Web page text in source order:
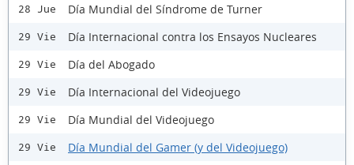
28 Jue Día Mundial del Síndrome de Turner
29 Vie Día Internacional contra los Ensayos Nucleares
29 Vie Día del Abogado
29 Vie Día Internacional del Videojuego
29 Vie Día Mundial del Videojuego
29 Vie Día Mundial del Gamer (y del Videojuego)